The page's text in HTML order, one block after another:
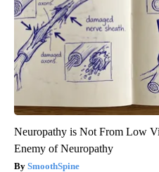
Neuropathy is Not From Low
Enemy of Neuropathy
SmoothSpine